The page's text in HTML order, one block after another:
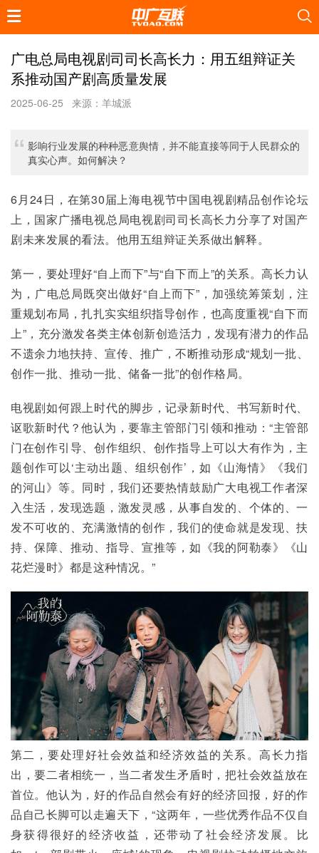
广电总局电视剧司司长高长力：用五组辩证关
系推动国产剧高质量发展
2025-06-25 来源：羊城派
影响行业发展的种种恶意舆情，并不能直接等同于人民群众的
真实心声。如何解决？
6月24日，在第30届上海电视节中国电视剧精品创作论坛
上，国家广播电视总局电视剧司司长高长力分享了对国产
剧未来发展的看法。他用五组辩证关系做出解释。
第一，要处理好“自上而下”与“自下而上”的关系。高长力认
为，广电总局既突出做好“自上而下”，加强统筹策划，注
重规划布局，扎扎实实组织指导创作，也高度重视“自下而
上”，充分激发各类主体创新创造活力，发现有潜力的作品
不遗余力地扶持、宣传、推广，不断推动形成“规划一批、
创作一批、推动一批、储备一批”的创作格局。
电视剧如何跟上时代的脚步，记录新时代、书写新时代、
讴歌新时代？他认为，要靠主管部门引领和推动：“主管部
门在创作引导、创作组织、创作指导上可以大有作为，主
题创作可以‘主动出题、组织创作’，如《山海情》《我们
的河山》等。同时，我们还要热情鼓励广大电视工作者深
入生活，发现选题，激发灵感，从事自发的、个体的、一
发不可收的、充满激情的创作，我们的使命就是发现、扶
持、保障、推动、指导、宣推等，如《我的阿勒泰》《山
花烂漫时》都是这种情况。”
第二，要处理好社会效益和经济效益的关系。高长力指
出，要二者相统一，当二者发生矛盾时，把社会效益放在
首位。他认为，好的作品自然会有好的经济回报，好的作
品自己长脚可以走遍天下，“这两年，一些优秀作品不仅自
身获得很好的经济收益，还带动了社会经济发展。比